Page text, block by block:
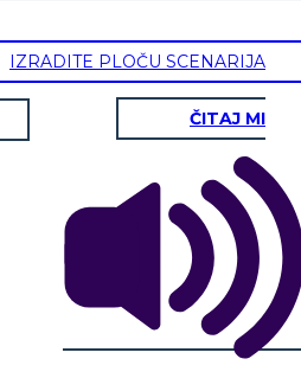
IZRADITE PLOČU SCENARIJA
ČITAJ MI